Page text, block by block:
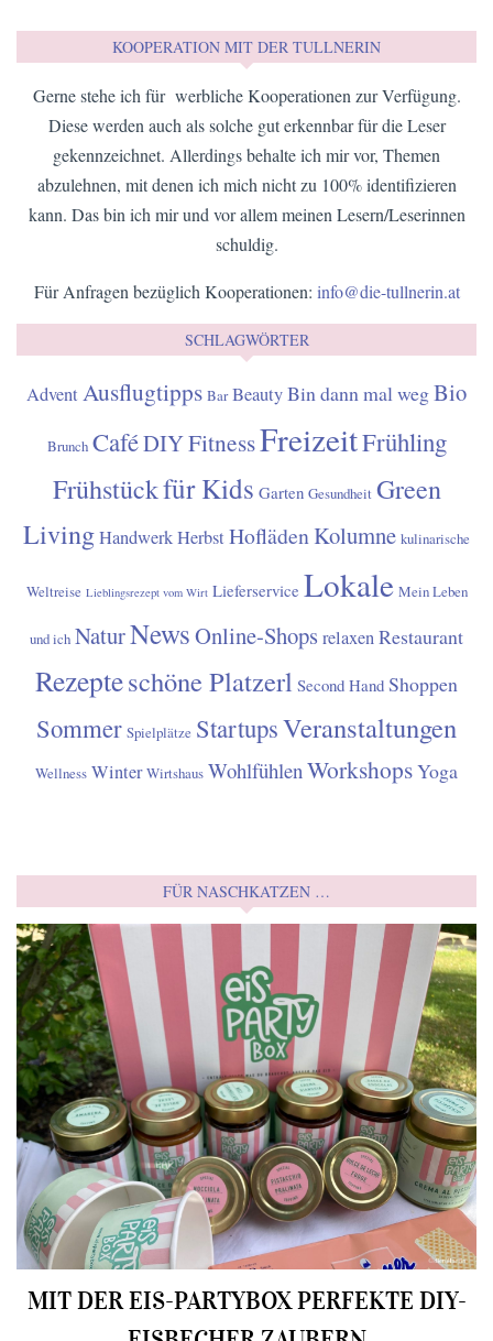
KOOPERATION MIT DER TULLNERIN
Gerne stehe ich für werbliche Kooperationen zur Verfügung.
Diese werden auch als solche gut erkennbar für die Leser
gekennzeichnet. Allerdings behalte ich mir vor, Themen
abzulehnen, mit denen ich mich nicht zu 100% identifizieren
kann. Das bin ich mir und vor allem meinen Lesern/Leserinnen
schuldig.
Für Anfragen bezüglich Kooperationen: info@die-tullnerin.at
SCHLAGWÖRTER
AdventAusflugtipps Bar BeautyBin dann mal wegBio
Brunch CaféDIYFitnessFreizeitFrühling
Frühstückfür Kids Garten Gesundheit Green
LivingHandwerkHerbstHoflädenKolumne kulinarische
Weltreise Lieblingsrezept vom Wirt Lieferservice Lokale Mein Leben
und ich NaturNewsOnline-Shops relaxenRestaurant
Rezepteschöne Platzerl Second Hand Shoppen
Sommer Spielplätze StartupsVeranstaltungen
Wellness Winter Wirtshaus WohlfühlenWorkshopsYoga
FÜR NASCHKATZEN …
MIT DER EIS-PARTYBOX PERFEKTE DIY-